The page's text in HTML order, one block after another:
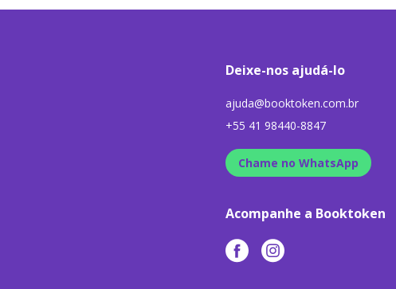
Deixe-nos ajudá-lo
ajuda@booktoken.com.br
+55 41 98440-8847
Chame no WhatsApp
Acompanhe a Booktoken